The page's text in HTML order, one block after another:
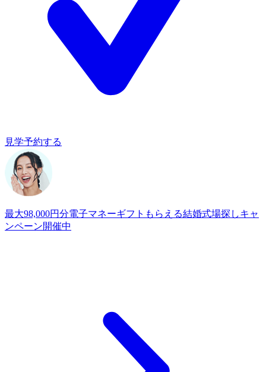
見学予約する
最大98,000円分電子マネーギフトもらえる結婚式場探しキャ
ンペーン開催中